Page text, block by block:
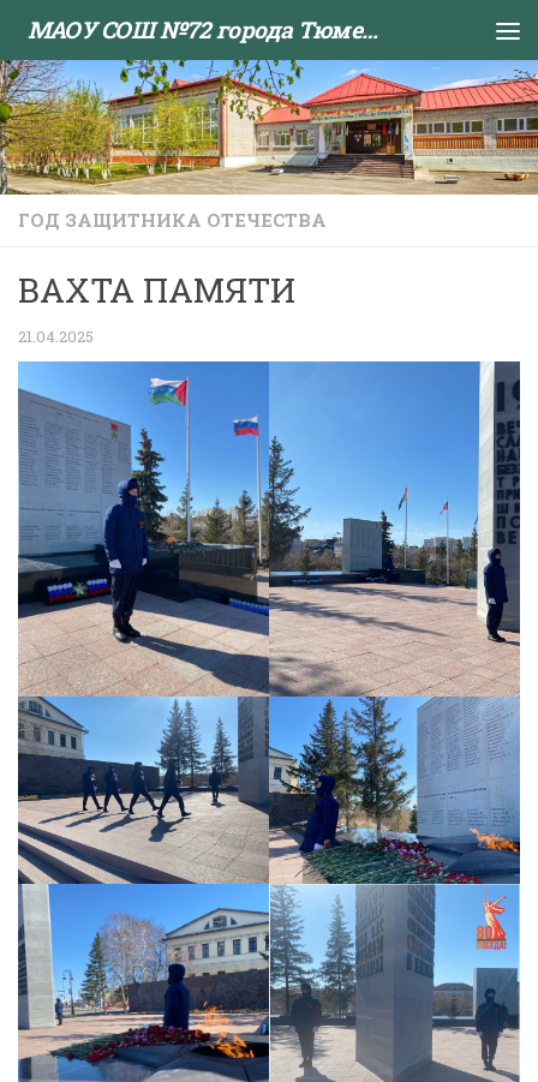
Skip to content МАОУ СОШ №72 города Тюмени
ГОД ЗАЩИТНИКА ОТЕЧЕСТВА
ВАХТА ПАМЯТИ
21.04.2025